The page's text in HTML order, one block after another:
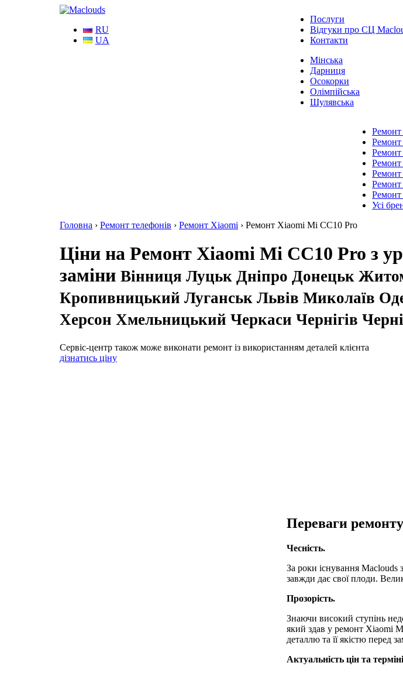
RU
UA
Послуги
Відгуки про СЦ
Контакти
Мінська
Дарниця
Осокорки
Олімпійська
Шулявська
Ремонт
Ремонт
Ремонт
Усі
Головна › Ремонт телефонів › Ремонт Xiaomi › Ремонт Xiaomi Mi CC10 Pro
Ціни на Ремонт Xiaomi Mi CC10 Pro з
заміни Вінниця Луцьк Дніпро Донецьк
Кропивницький Луганськ Львів Миколаїв
Херсон Хмельницький Черкаси Чернігів
Сервіс-центр також може виконати ремонт із використанням деталей клієнта
дізнатись ціну
Переваги
Чесність.
За роки існування Maclouds
завжди дає свої плоди.
Прозорість.
Знаючи високий ступінь
який здав у ремонт Xiaomi
деталлю та її якістю перед
Актуальність цін та